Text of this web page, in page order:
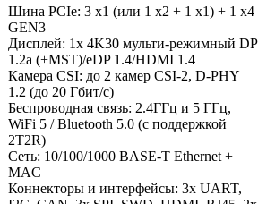
Шина PCIe: 3 x1 (или 1 x2 + 1 x1) + 1 x4
GEN3
Дисплей: 1x 4K30 мульти-режимный DP
1.2a (+MST)/eDP 1.4/HDMI 1.4
Камера CSI: до 2 камер CSI-2, D-PHY
1.2 (до 20 Гбит/с)
Беспроводная связь: 2.4ГГц и 5 ГГц,
WiFi 5 / Bluetooth 5.0 (с поддержкой
2T2R)
Сеть: 10/100/1000 BASE-T Ethernet +
MAC
Коннекторы и интерфейсы: 3x UART,